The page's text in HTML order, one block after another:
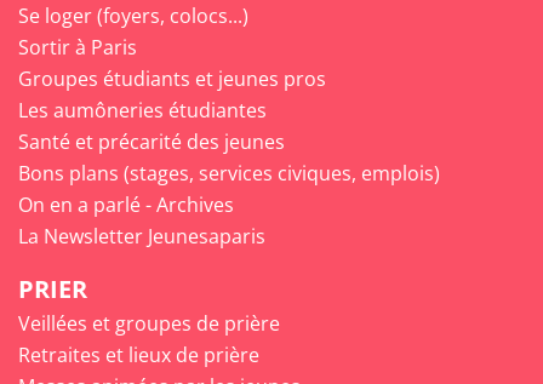
Se loger (foyers, colocs...)
Sortir à Paris
Groupes étudiants et jeunes pros
Les aumôneries étudiantes
Santé et précarité des jeunes
Bons plans (stages, services civiques, emplois)
On en a parlé - Archives
La Newsletter Jeunesaparis
PRIER
Veillées et groupes de prière
Retraites et lieux de prière